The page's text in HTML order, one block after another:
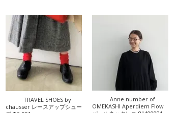
TRAVEL SHOES by
chausser レースアップシュー
Anne number of
OMEKASHI Aperdiem Flow